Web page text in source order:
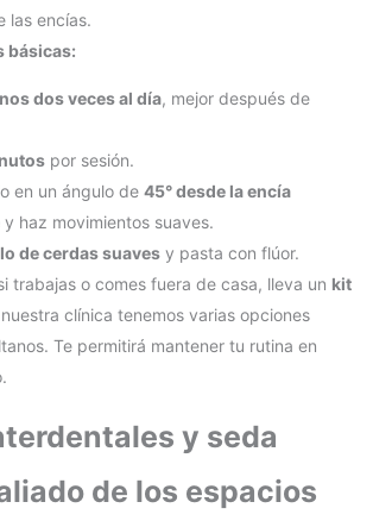
las encías.
básicas:
dos veces al día, mejor después de
por sesión.
en un ángulo de 45° desde la encía
y haz movimientos suaves.
de cerdas suaves y pasta con flúor.
trabajas o comes fuera de casa, lleva un kit
nuestra clínica tenemos varias opciones
Te permitirá mantener tu rutina en
y seda
de los espacios